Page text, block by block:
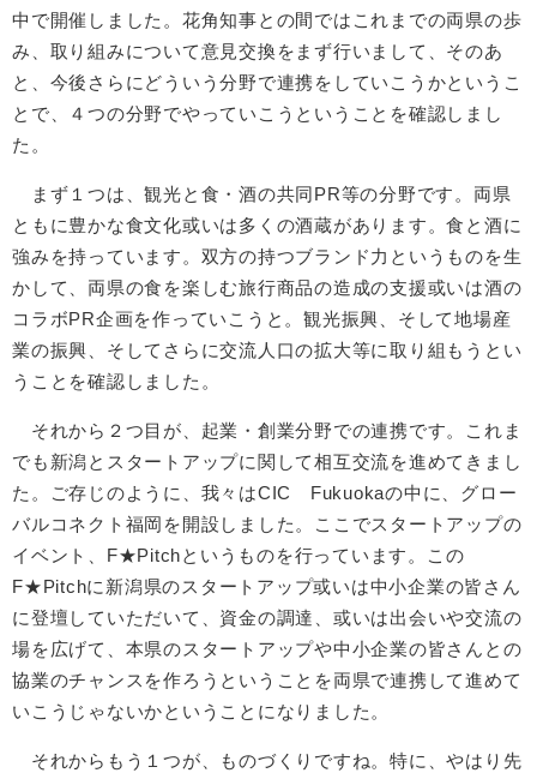
中で開催しました。花角知事との間ではこれまでの両県の歩
み、取り組みについて意見交換をまず行いまして、そのあ
と、今後さらにどういう分野で連携をしていこうかというこ
とで、４つの分野でやっていこうということを確認しまし
た。
まず１つは、観光と食・酒の共同PR等の分野です。両県
ともに豊かな食文化或いは多くの酒蔵があります。食と酒に
強みを持っています。双方の持つブランド力というものを生
かして、両県の食を楽しむ旅行商品の造成の支援或いは酒の
コラボPR企画を作っていこうと。観光振興、そして地場産
業の振興、そしてさらに交流人口の拡大等に取り組もうとい
うことを確認しました。
それから２つ目が、起業・創業分野での連携です。これま
でも新潟とスタートアップに関して相互交流を進めてきまし
た。ご存じのように、我々はCIC Fukuokaの中に、グロー
バルコネクト福岡を開設しました。ここでスタートアップの
イベント、F★Pitchというものを行っています。この
F★Pitchに新潟県のスタートアップ或いは中小企業の皆さん
に登壇していただいて、資金の調達、或いは出会いや交流の
場を広げて、本県のスタートアップや中小企業の皆さんとの
協業のチャンスを作ろうということを両県で連携して進めて
いこうじゃないかということになりました。
それからもう１つが、ものづくりですね。特に、やはり先